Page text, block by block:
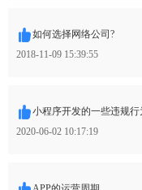
如何选择网络公司?
2018-11-09 15:39:55
小程序开发的一些违规行
2020-06-02 10:17:19